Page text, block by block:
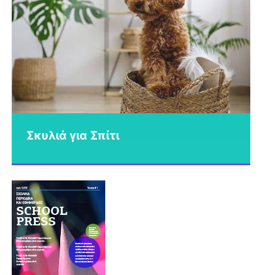
Το σκακι
Ναύπλιο
Το ηλιακό μας σύστημα
Σκυλιά για Σπίτι
Οδηγίες για Κατασκήνωση